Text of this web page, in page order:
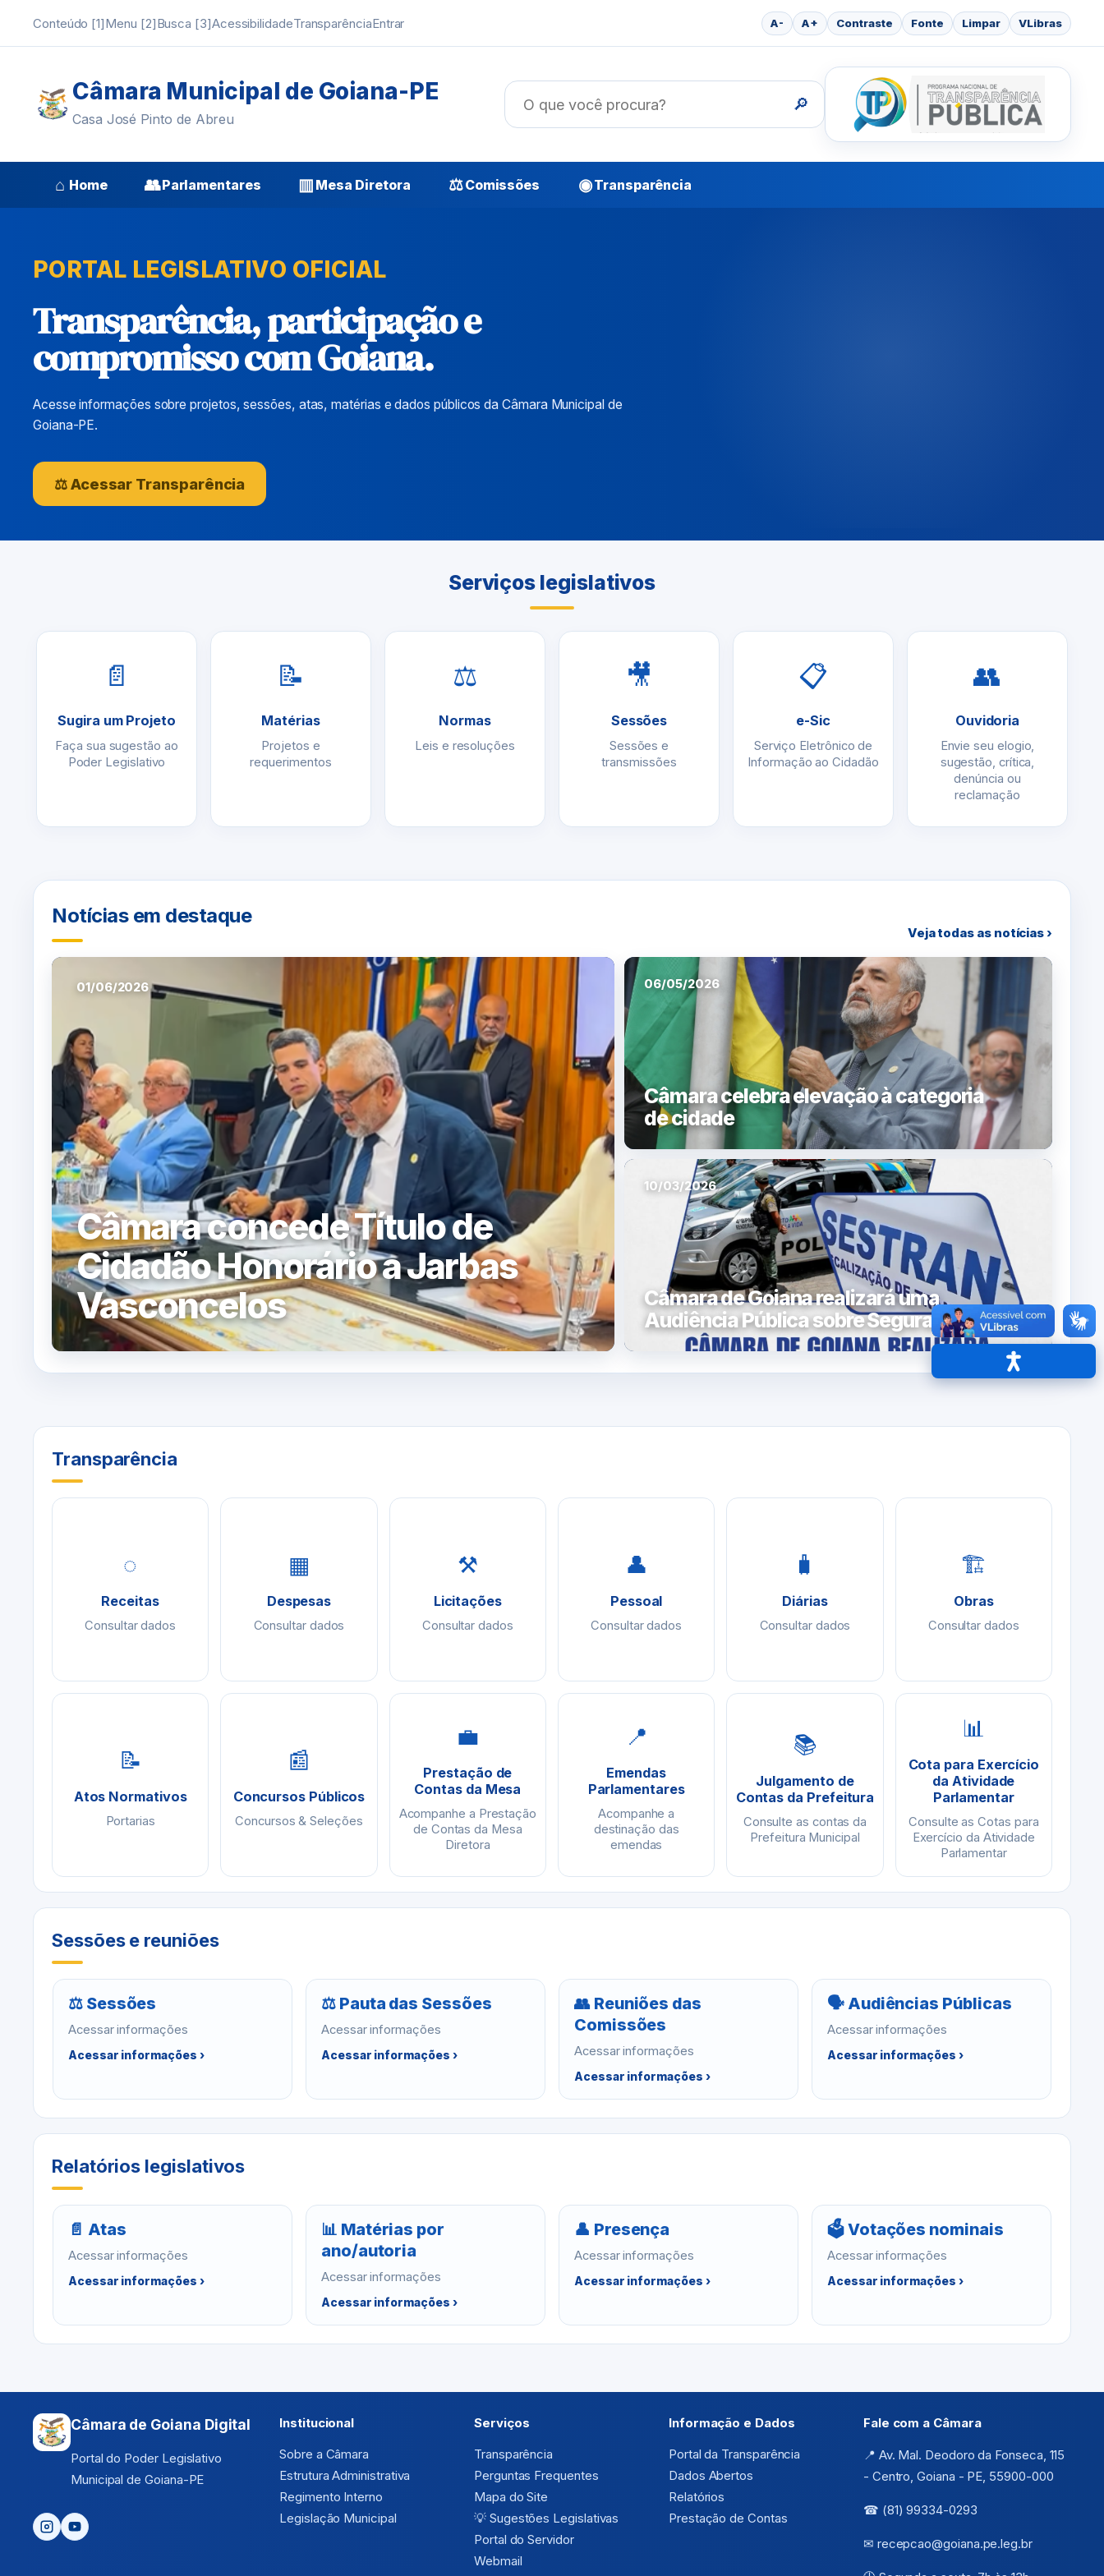
Conteúdo [1]Menu [2]Busca [3]AcessibilidadeTransparênciaEntrar A- A+ Contraste Fonte Limpar VLibras
Câmara Municipal de Goiana-PE
Casa José Pinto de Abreu
🔎
⌂ Home 👥Parlamentares ▥ Mesa Diretora ⚖Comissões ◉Transparência
PORTAL LEGISLATIVO OFICIAL
Transparência, participação e
compromisso com Goiana.
Acesse informações sobre projetos, sessões, atas, matérias e dados públicos da Câmara Municipal de
Goiana-PE.
⚖ Acessar Transparência
Serviços legislativos
📄
Sugira um Projeto
Faça sua sugestão ao
Poder Legislativo
📝
Matérias
Projetos e
requerimentos
⚖
Normas
Leis e resoluções
🎥
Sessões
Sessões e
transmissões
📋
e-Sic
Serviço Eletrônico de
Informação ao Cidadão
👥
Ouvidoria
Envie seu elogio,
sugestão, crítica,
denúncia ou
reclamação
Notícias em destaque
Veja todas as notícias ›
01/06/2026
Câmara concede Título de
Cidadão Honorário a Jarbas
Vasconcelos
06/05/2026
Câmara celebra elevação à categoria
de cidade
10/03/2026
Câmara de Goiana realizará uma
Audiência Pública sobre Segurança
Transparência
◌
Receitas
Consultar dados
▦
Despesas
Consultar dados
⚒
Licitações
Consultar dados
👤
Pessoal
Consultar dados
🧳
Diárias
Consultar dados
🏗
Obras
Consultar dados
📝
Atos Normativos
Portarias
📰
Concursos Públicos
Concursos & Seleções
💼
Prestação de
Contas da Mesa
Acompanhe a Prestação
de Contas da Mesa
Diretora
📍
Emendas
Parlamentares
Acompanhe a
destinação das
emendas
📚
Julgamento de
Contas da Prefeitura
Consulte as contas da
Prefeitura Municipal
📊
Cota para Exercício
da Atividade
Parlamentar
Consulte as Cotas para
Exercício da Atividade
Parlamentar
Sessões e reuniões
⚖ Sessões
Acessar informações
Acessar informações ›
⚖ Pauta das Sessões
Acessar informações
Acessar informações ›
👥 Reuniões das
Comissões
Acessar informações
Acessar informações ›
🗣 Audiências Públicas
Acessar informações
Acessar informações ›
Relatórios legislativos
📄 Atas
Acessar informações
Acessar informações ›
📊 Matérias por
ano/autoria
Acessar informações
Acessar informações ›
👤 Presença
Acessar informações
Acessar informações ›
🗳 Votações nominais
Acessar informações
Acessar informações ›
Câmara de Goiana Digital
Portal do Poder Legislativo
Municipal de Goiana-PE
Institucional
Sobre a Câmara
Estrutura Administrativa
Regimento Interno
Legislação Municipal
Serviços
Transparência
Perguntas Frequentes
Mapa do Site
💡 Sugestões Legislativas
Portal do Servidor
Webmail
Informação e Dados
Portal da Transparência
Dados Abertos
Relatórios
Prestação de Contas
Fale com a Câmara
📍 Av. Mal. Deodoro da Fonseca, 115
- Centro, Goiana - PE, 55900-000
☎ (81) 99334-0293
✉ recepcao@goiana.pe.leg.br
Acessibilidade